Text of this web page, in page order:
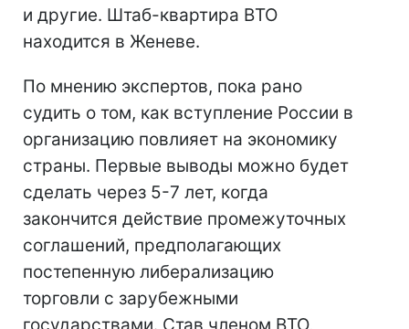
и другие. Штаб-квартира ВТО
находится в Женеве.
По мнению экспертов, пока рано
судить о том, как вступление России в
организацию повлияет на экономику
страны. Первые выводы можно будет
сделать через 5-7 лет, когда
закончится действие промежуточных
соглашений, предполагающих
постепенную либерализацию
торговли с зарубежными